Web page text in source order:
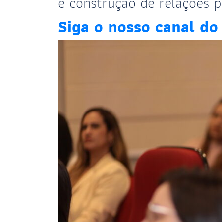
Siga o nosso canal